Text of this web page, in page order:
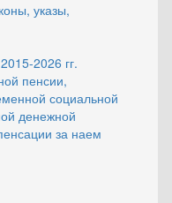
указы,
2026 гг.
пенсии,
социальной
денежной
за наем